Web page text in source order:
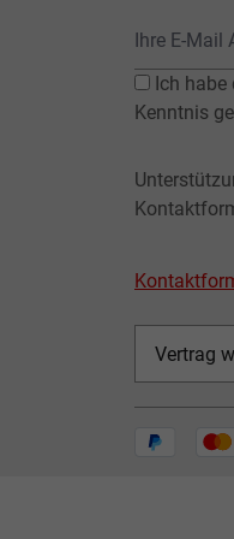
Ich habe
Kenntnis
Vertrag